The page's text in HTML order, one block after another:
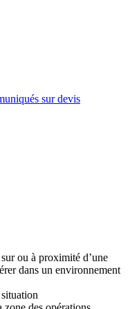
sur devis
ou à proximité d’une
dans un environnement